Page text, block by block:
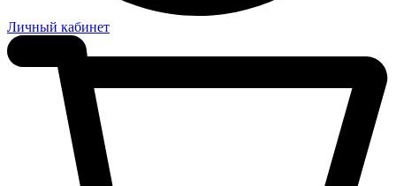
Личный кабинет